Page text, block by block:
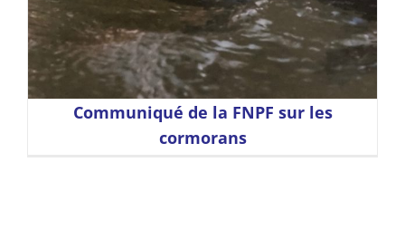
Communiqué de la FNPF sur les
cormorans